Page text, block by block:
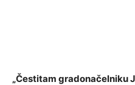
„Čestitam gradonačelniku